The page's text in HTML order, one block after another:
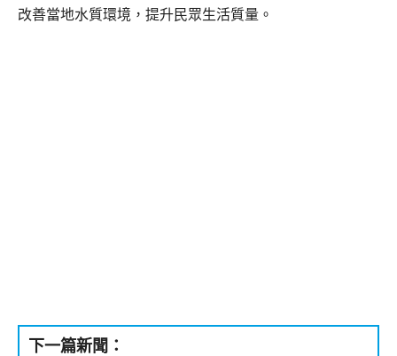
改善當地水質環境，提升民眾生活質量。
下一篇新聞：